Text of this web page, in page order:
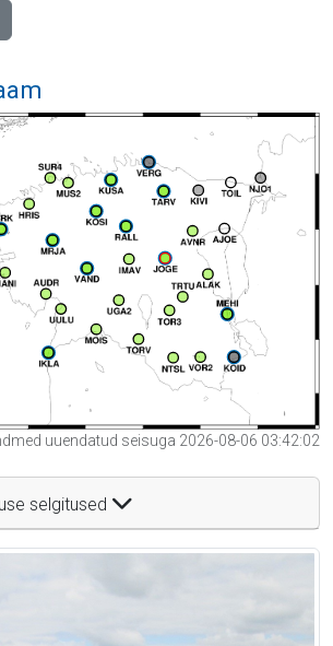
uuendatud seisuga 2026-08-06 03:42:02
selgitused